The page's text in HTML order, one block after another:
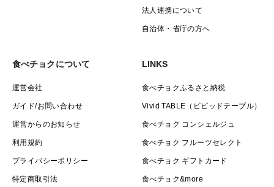
法人連携について
自治体・省庁の方へ
食べチョクについて
運営会社
ガイド/お問い合わせ
運営からのお知らせ
利用規約
プライバシーポリシー
特定商取引法
LINKS
食べチョクふるさと納税
Vivid TABLE（ビビッドテーブル）
食べチョク コンシェルジュ
食べチョク フルーツセレクト
食べチョク ギフトカード
食べチョク&more